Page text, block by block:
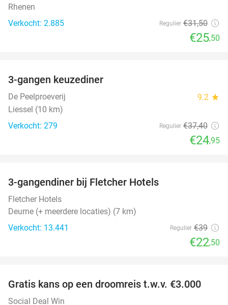
Rhenen
Verkocht: 2.885
Regulier €31,50
€25,50
3-gangen keuzediner
De Peelproeverij 9.2 star
Liessel (10 km)
Verkocht: 279
Regulier €37,40
€24,95
3-gangendiner bij Fletcher Hotels
Fletcher Hotels
Deurne (+ meerdere locaties) (7 km)
Verkocht: 13.441
Regulier €39
€22,50
Gratis kans op een droomreis t.w.v. €3.000
Social Deal Win